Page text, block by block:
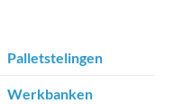
Palletstelingen
Werkbanken